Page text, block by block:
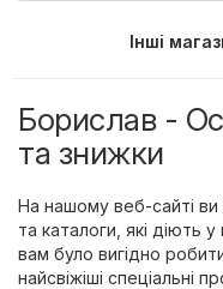
Інші
Борислав -
та знижки
На нашому веб-сайті ви
та каталоги, які діють
вам було вигідно
найсвіжіші спеціальні